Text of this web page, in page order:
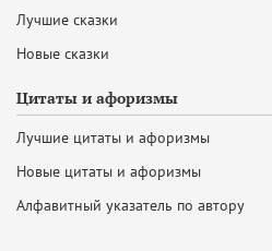
Лучшие сказки
Новые сказки
Цитаты и афоризмы
Лучшие цитаты и афоризмы
Новые цитаты и афоризмы
Алфавитный указатель по автору